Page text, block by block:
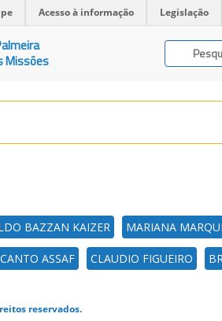
Acesso à informação Legislação
Missões
BAZZAN KAIZER MARIANA
ASSAF CLAUDIO FIGUEIRO
reservados.